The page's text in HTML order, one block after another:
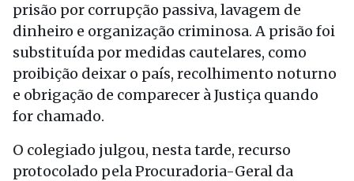
prisão por corrupção passiva, lavagem de
dinheiro e organização criminosa. A prisão foi
substituída por medidas cautelares, como
proibição deixar o país, recolhimento noturno
e obrigação de comparecer à Justiça quando
for chamado.
O colegiado julgou, nesta tarde, recurso
protocolado pela Procuradoria-Geral da